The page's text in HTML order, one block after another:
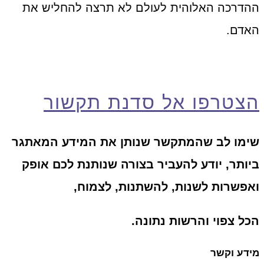
ההדרכה האלוהית לעולם לא תרצה להחליש את
האדם.
הצטרפו אל סדנת תקשור
שימו לב שהמתקשר שנותן את המידע המאתגר
ביותר, יודע להעביר בצורה שנותנת לכם אופק
ואפשרות לשנות, להשתנות, לצמוח,
הכל צפוי והרשות נתונה.
מידע וקשר